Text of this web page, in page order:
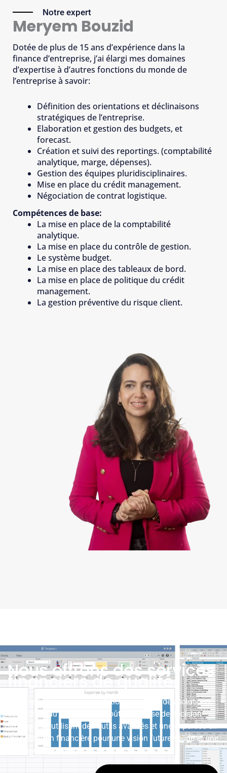
Notre expert
Meryem Bouzid
Dotée de plus de 15 ans d’expérience dans la
finance d’entreprise, j’ai élargi mes domaines
d’expertise à d’autres fonctions du monde de
l’entreprise à savoir:
Définition des orientations et déclinaisons
stratégiques de l’entreprise.
Elaboration et gestion des budgets, et
forecast.
Création et suivi des reportings. (comptabilité
analytique, marge, dépenses).
Gestion des équipes pluridisciplinaires.
Mise en place du crédit management.
Négociation de contrat logistique.
Compétences de base:
La mise en place de la comptabilité
analytique.
La mise en place du contrôle de gestion.
Le système budget.
La mise en place des tableaux de bord.
La mise en place de politique du crédit
management.
La gestion préventive du risque client.
Nous offrons des services
financiers de qualité
Une gestion financière révolutionnaire avec des solutions
complètes, du contrôle des coûts à la prise de décision
stratégique, utilisant des outils avancés et une expertise en
modélisation financière pour une vision future solide et une
croissance durable.